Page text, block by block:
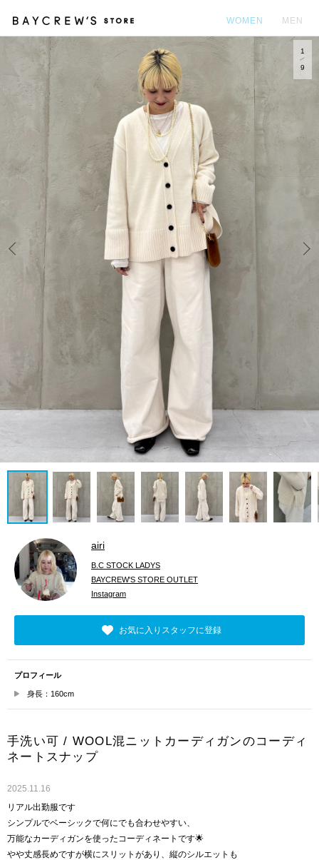
WOMEN MEN
Prev
1
9
airi
B.C STOCK LADYS
BAYCREW'S STORE OUTLET
Instagram
お気に入りスタッフに登録
プロフィール
身長：160cm
手洗い可 / WOOL混ニットカーディガンのコーディ
ネートスナップ
2025.11.16
リアル出勤服です
シンプルでベーシックで何にでも合わせやすい、
万能なカーディガンを使ったコーディネートです🌟
やや丈感長めですが横にスリットがあり、縦のシルエットも